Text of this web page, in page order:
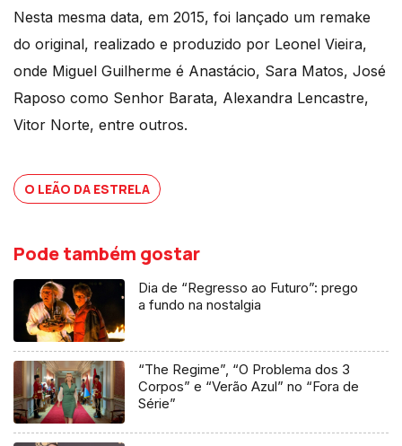
Nesta mesma data, em 2015, foi lançado um remake
do original, realizado e produzido por Leonel Vieira,
onde Miguel Guilherme é Anastácio, Sara Matos, José
Raposo como Senhor Barata, Alexandra Lencastre,
Vitor Norte, entre outros.
O LEÃO DA ESTRELA
Pode também gostar
Dia de “Regresso ao Futuro”: prego
a fundo na nostalgia
“The Regime”, “O Problema dos 3
Corpos” e “Verão Azul” no “Fora de
Série”